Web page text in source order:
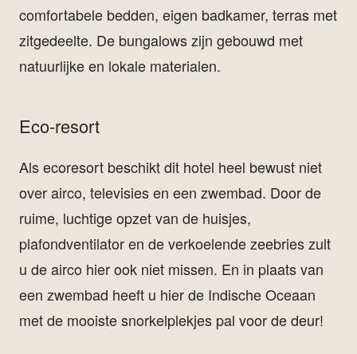
comfortabele bedden, eigen badkamer, terras met
zitgedeelte. De bungalows zijn gebouwd met
natuurlijke en lokale materialen.
Eco-resort
Als ecoresort beschikt dit hotel heel bewust niet
over airco, televisies en een zwembad. Door de
ruime, luchtige opzet van de huisjes,
plafondventilator en de verkoelende zeebries zult
u de airco hier ook niet missen. En in plaats van
een zwembad heeft u hier de Indische Oceaan
met de mooiste snorkelplekjes pal voor de deur!